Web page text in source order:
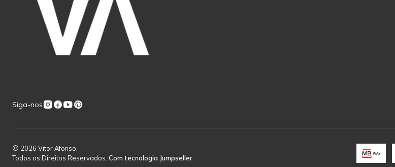
Siga-nos
2026 Vitor Afonso.
Todos os Direitos Reservados. Com tecnologia Jumpseller.